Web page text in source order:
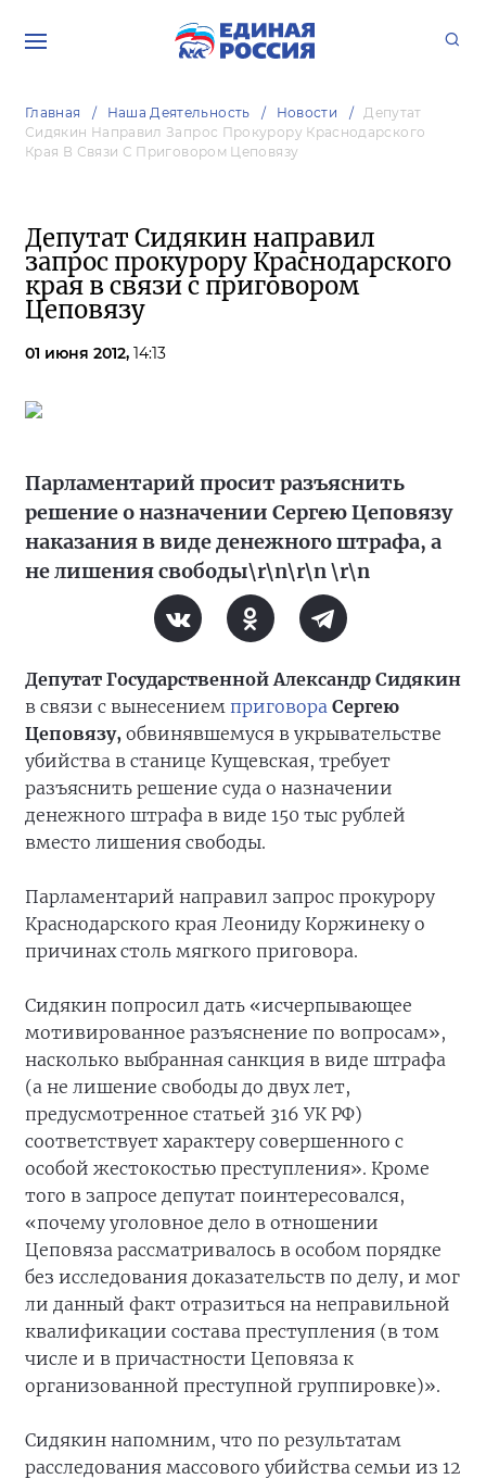
Главная Наша Деятельность Новости
Депутат
Сидякин Направил Запрос Прокурору Краснодарского
Края В Связи С Приговором Цеповязу
Депутат Сидякин направил
запрос прокурору Краснодарского
края в связи с приговором
Цеповязу
01 июня 2012, 14:13
Парламентарий просит разъяснить
решение о назначении Сергею Цеповязу
наказания в виде денежного штрафа, а
не лишения свободы\r\n\r\n \r\n
Депутат Государственной Александр Сидякин
в связи с вынесением приговора Сергею
Цеповязу, обвинявшемуся в укрывательстве
убийства в станице Кущевская, требует
разъяснить решение суда о назначении
денежного штрафа в виде 150 тыс рублей
вместо лишения свободы.
Парламентарий направил запрос прокурору
Краснодарского края Леониду Коржинеку о
причинах столь мягкого приговора.
Сидякин попросил дать «исчерпывающее
мотивированное разъяснение по вопросам»,
насколько выбранная санкция в виде штрафа
(а не лишение свободы до двух лет,
предусмотренное статьей 316 УК РФ)
соответствует характеру совершенного с
особой жестокостью преступления». Кроме
того в запросе депутат поинтересовался,
«почему уголовное дело в отношении
Цеповяза рассматривалось в особом порядке
без исследования доказательств по делу, и мог
ли данный факт отразиться на неправильной
квалификации состава преступления (в том
числе и в причастности Цеповяза к
организованной преступной группировке)».
Сидякин напомним, что по результатам
расследования массового убийства семьи из 12